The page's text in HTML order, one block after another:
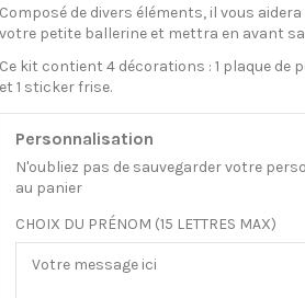
Composé de divers éléments, il vous
votre petite ballerine et mettra en avant
Ce kit contient 4 décorations : 1 plaque de
et 1 sticker frise.
Personnalisation
N'oubliez pas de sauvegarder votre
au panier
CHOIX DU PRÉNOM (15 LETTRES MAX)